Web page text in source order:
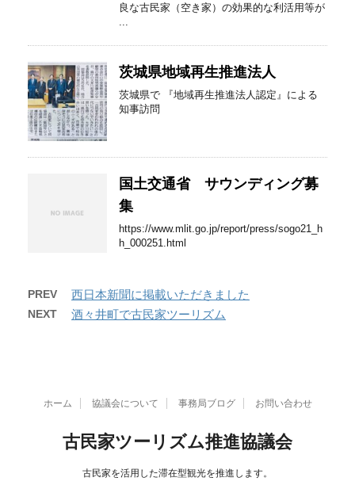
良な古民家（空き家）の効果的な利活用等が
...
茨城県地域再生推進法人
茨城県で 『地域再生推進法人認定』による
知事訪問
国土交通省 サウンディング募
集
https://www.mlit.go.jp/report/press/sogo21_h
h_000251.html
PREV 西日本新聞に掲載いただきました
NEXT 酒々井町で古民家ツーリズム
ホーム 協議会について 事務局ブログ お問い合わせ
古民家ツーリズム推進協議会
古民家を活用した滞在型観光を推進します。